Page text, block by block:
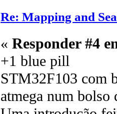
Re: Mapping and
« Responder #4
+1 blue pill
STM32F103 com
atmega num bolso